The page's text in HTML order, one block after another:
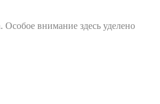
внимание здесь уделено